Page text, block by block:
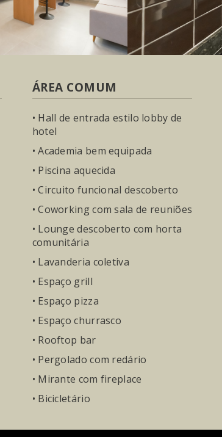
ÁREA COMUM
• Hall de entrada estilo lobby de
hotel
• Academia bem equipada
• Piscina aquecida
• Circuito funcional descoberto
• Coworking com sala de reuniões
• Lounge descoberto com horta
comunitária
• Lavanderia coletiva
• Espaço grill
• Espaço pizza
• Espaço churrasco
• Rooftop bar
• Pergolado com redário
• Mirante com fireplace
• Bicicletário